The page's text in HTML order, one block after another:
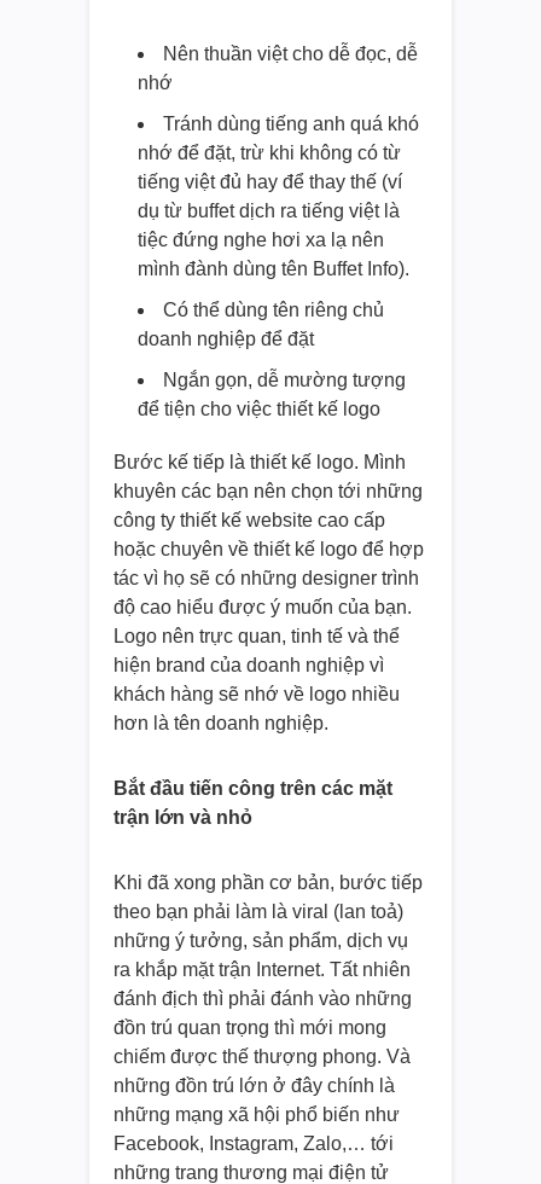
Nên thuần việt cho dễ đọc, dễ
nhớ
Tránh dùng tiếng anh quá khó
nhớ để đặt, trừ khi không có từ
tiếng việt đủ hay để thay thế (ví
dụ từ buffet dịch ra tiếng việt là
tiệc đứng nghe hơi xa lạ nên
mình đành dùng tên Buffet Info).
Có thể dùng tên riêng chủ
doanh nghiệp để đặt
Ngắn gọn, dễ mường tượng
để tiện cho việc thiết kế logo
Bước kế tiếp là thiết kế logo. Mình
khuyên các bạn nên chọn tới những
công ty thiết kế website cao cấp
hoặc chuyên về thiết kế logo để hợp
tác vì họ sẽ có những designer trình
độ cao hiểu được ý muốn của bạn.
Logo nên trực quan, tinh tế và thể
hiện brand của doanh nghiệp vì
khách hàng sẽ nhớ về logo nhiều
hơn là tên doanh nghiệp.
Bắt đầu tiến công trên các mặt
trận lớn và nhỏ
Khi đã xong phần cơ bản, bước tiếp
theo bạn phải làm là viral (lan toả)
những ý tưởng, sản phẩm, dịch vụ
ra khắp mặt trận Internet. Tất nhiên
đánh địch thì phải đánh vào những
đồn trú quan trọng thì mới mong
chiếm được thế thượng phong. Và
những đồn trú lớn ở đây chính là
những mạng xã hội phổ biến như
Facebook, Instagram, Zalo,… tới
những trang thương mại điện tử